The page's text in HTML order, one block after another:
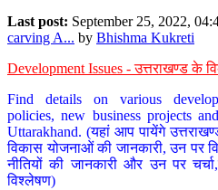
Last post: September 25, 2022,
carving A... by Bhishma Kukreti
Development Issues - उत्तराखण्ड के
Find details on various
policies, new business projects
Uttarakhand. (यहां आप पायेंगे
विकास योजनाओं की जानकारी, उन पर
नीतियों की जानकारी और उन पर
विश्लेषण)